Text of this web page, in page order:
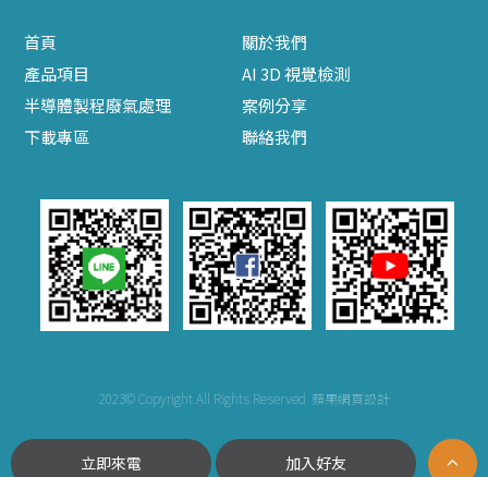
首頁
關於我們
產品項目
AI 3D 視覺檢測
半導體製程廢氣處理
案例分享
下載專區
聯絡我們
2023© Copyright All Rights Reserved 蘋果網頁設計
立即來電 加入好友